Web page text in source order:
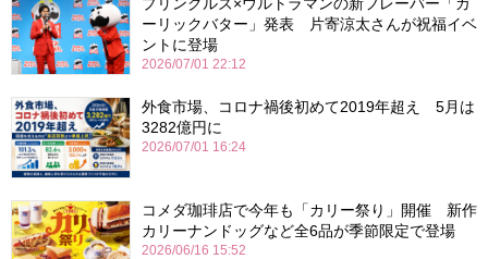
ーリックバター」発表 片寄涼太さんが祝福イベ
ントに登場
2026/07/01 22:12
外食市場、コロナ禍後初めて2019年超え 5月は
3282億円に
2026/07/01 16:24
コメダ珈琲店で今年も「カリー祭り」開催 新作
カリーナンドッグなど全6品が季節限定で登場
2026/06/16 15:52